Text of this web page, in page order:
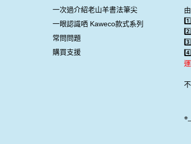
一次過介紹老山羊書法筆尖
一眼認識哂 Kaweco款式系列
常問問題
購買支援
※